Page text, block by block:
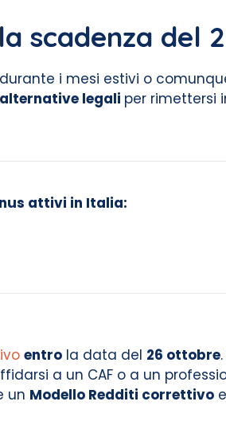
scadenza del
durante i mesi estivi o
alternative legali per rimettersi
attivi in Italia:
entro la data del 26 ottobre
a un CAF o a un
un Modello Redditi correttivo